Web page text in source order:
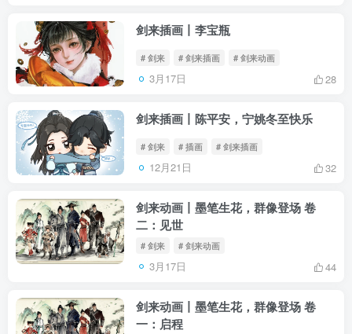
剑来插画丨李宝瓶
# 剑来 # 剑来插画 # 剑来动画
3月17日 28
剑来插画丨陈平安，宁姚冬至快乐
# 剑来 # 插画 # 剑来插画
12月21日 32
剑来动画丨墨笔生花，群像登场 卷
二：见世
# 剑来 # 剑来动画
3月17日 44
剑来动画丨墨笔生花，群像登场 卷
一：启程